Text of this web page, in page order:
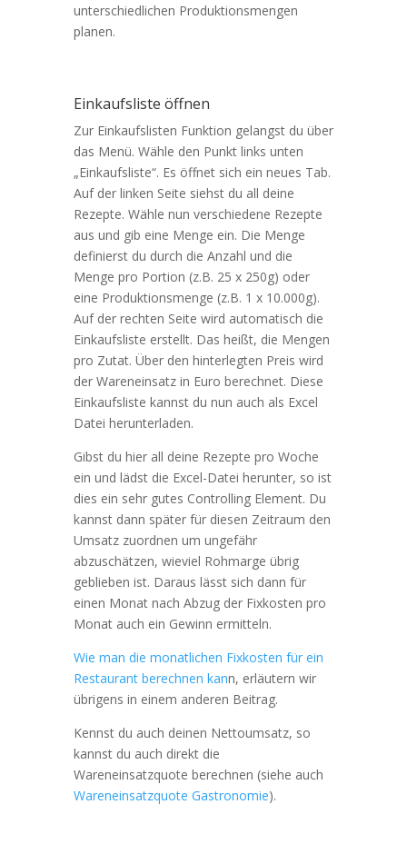
unterschiedlichen Produktionsmengen
planen.
Einkaufsliste öffnen
Zur Einkaufslisten Funktion gelangst du über
das Menü. Wähle den Punkt links unten
„Einkaufsliste“. Es öffnet sich ein neues Tab.
Auf der linken Seite siehst du all deine
Rezepte. Wähle nun verschiedene Rezepte
aus und gib eine Menge ein. Die Menge
definierst du durch die Anzahl und die
Menge pro Portion (z.B. 25 x 250g) oder
eine Produktionsmenge (z.B. 1 x 10.000g).
Auf der rechten Seite wird automatisch die
Einkaufsliste erstellt. Das heißt, die Mengen
pro Zutat. Über den hinterlegten Preis wird
der Wareneinsatz in Euro berechnet. Diese
Einkaufsliste kannst du nun auch als Excel
Datei herunterladen.
Gibst du hier all deine Rezepte pro Woche
ein und lädst die Excel-Datei herunter, so ist
dies ein sehr gutes Controlling Element. Du
kannst dann später für diesen Zeitraum den
Umsatz zuordnen um ungefähr
abzuschätzen, wieviel Rohmarge übrig
geblieben ist. Daraus lässt sich dann für
einen Monat nach Abzug der Fixkosten pro
Monat auch ein Gewinn ermitteln.
Wie man die monatlichen Fixkosten für ein
Restaurant berechnen kann, erläutern wir
übrigens in einem anderen Beitrag.
Kennst du auch deinen Nettoumsatz, so
kannst du auch direkt die
Wareneinsatzquote berechnen (siehe auch
Wareneinsatzquote Gastronomie).